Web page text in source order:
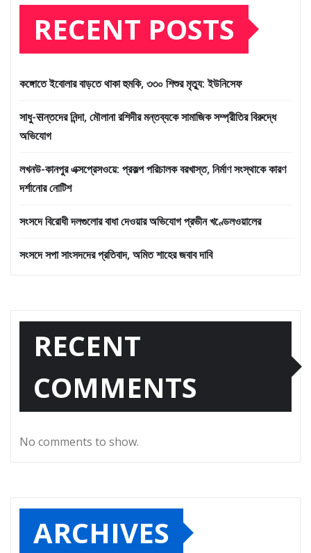
RECENT POSTS
কঙ্গোতে ইবোলার বাড়তে থাকা হুমকি, ৩৩০ শিশুর মৃত্যু: ইউনিসেফ
সাধু-सন্তদের নিন্দা, মৌলানা রশিদীর মন্তব্যকে সামাজিক সম্প্রীতির বিরুদ্ধে
অভিযোগ
লখনউ-কানপুর এক্সপ্রেসওয়ে: প্রকল্প পরিচালক বরখাস্ত, নির্মাণ সংস্থাকে কারণ
দর্শানোর নোটিশ
সংসদে বিরোধী দলগুলোর বাধা দেওয়ার অভিযোগ প্রভীন খণ্ডেলওয়ালের
সংসদে সপা সাংসদদের প্রতিবাদ, অমিত শাহের জবাব দাবি
RECENT
COMMENTS
No comments to show.
ARCHIVES